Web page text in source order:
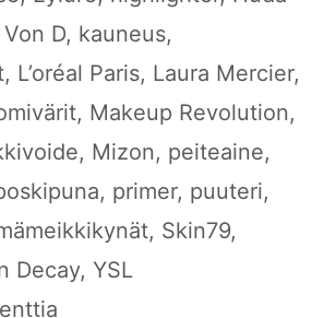
D, kauneus,
, L’oréal Paris, Laura Mercier,
, Makeup Revolution,
, Mizon, peiteaine,
, primer, puuteri,
, Skin79,
Decay, YSL